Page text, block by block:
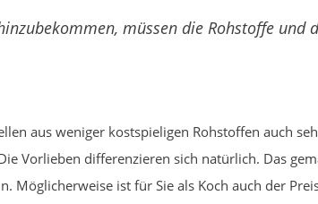
müssen die Rohstoffe und
aus weniger kostspieligen Rohstoffen auch
Vorlieben differenzieren sich natürlich. Das
Möglicherweise ist für Sie als Koch auch der